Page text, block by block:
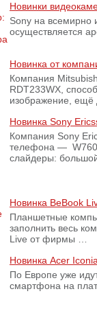
Новинки
Sony на всемирно
осуществляется
Новинка от
Компания
RDT233WX,
изображение,
Новинка Sony
Компания Sony
телефона —
слайдеры:
Новинка BeBook
Планшетные
заполнить весь
Live от фирмы …
Новинка Acer
По Европе уже
смартфона на